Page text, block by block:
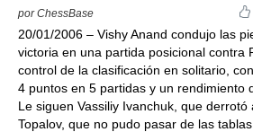
por ChessBase
20/01/2006 – Vishy Anand condujo las
victoria en una partida posicional contra
control de la clasificación en solitario,
4 puntos en 5 partidas y un rendimiento
Le siguen Vassiliy Ivanchuk, que derrotó
Topalov, que no pudo pasar de las